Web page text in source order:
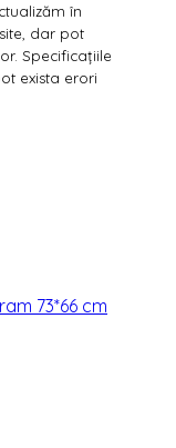
în
dar pot
Specificațiile
exista erori